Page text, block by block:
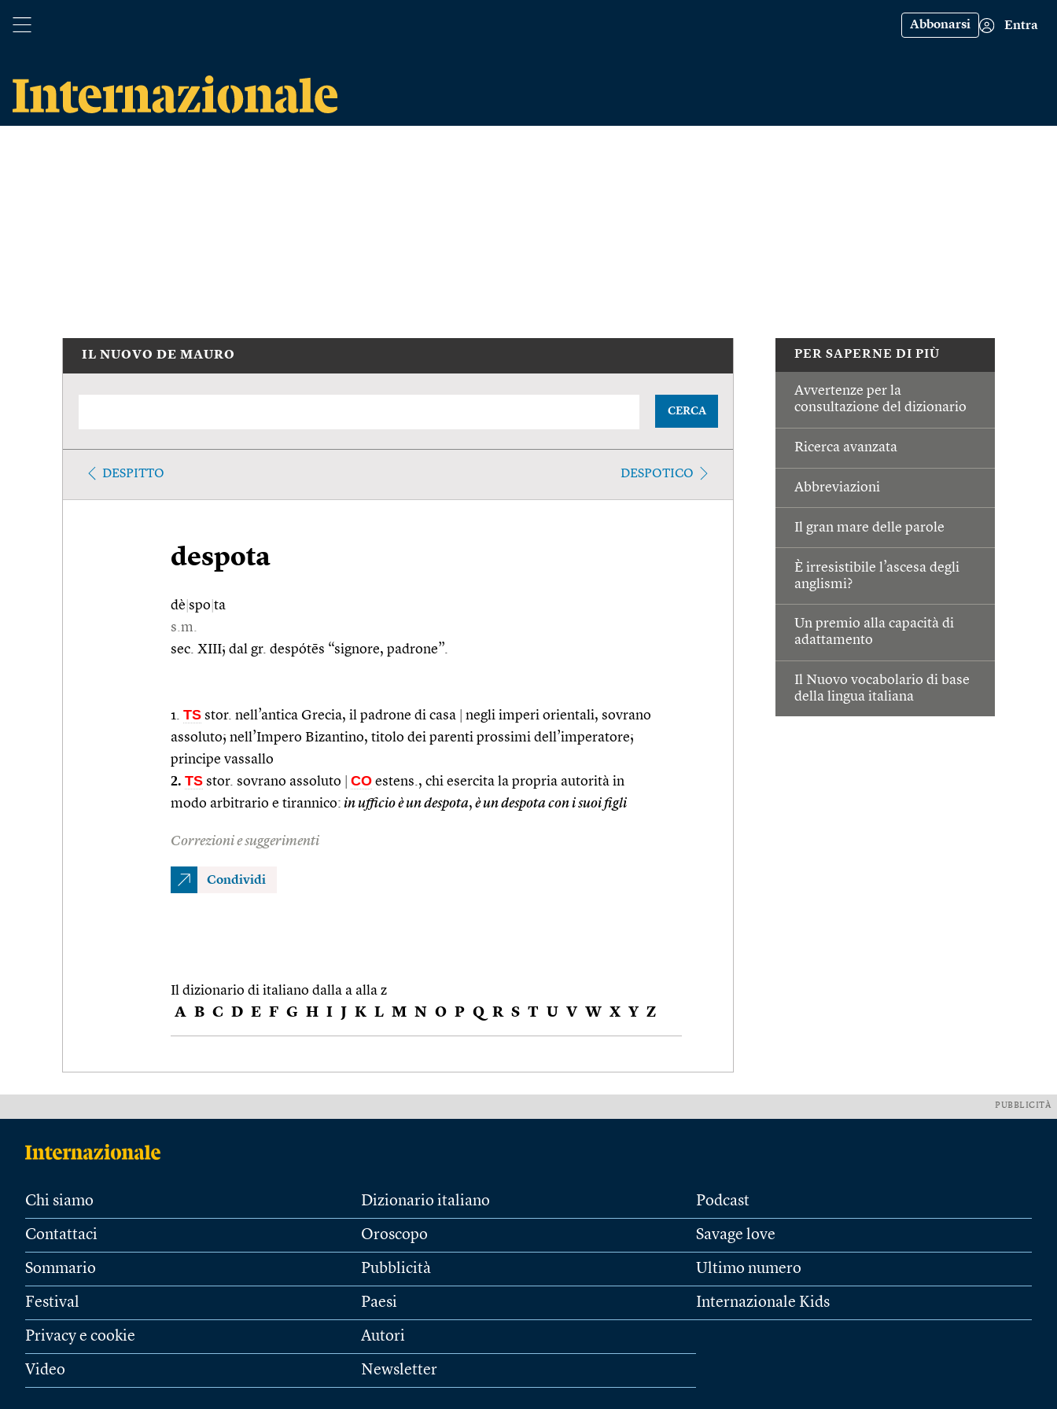
Abbonarsi Entra
PER SAPERNE DI PIÙ
Avvertenze per la
consultazione del dizionario
Ricerca avanzata
Abbreviazioni
Il gran mare delle parole
È irresistibile l’ascesa degli
anglismi?
Un premio alla capacità di
adattamento
Il Nuovo vocabolario di base
della lingua italiana
IL NUOVO DE MAURO
CERCA
DESPITTO DESPOTICO
despota
dè spo ta
s.m.
sec. XIII; dal gr. despótēs “signore, padrone”.
1. TS stor. nell’antica Grecia, il padrone di casa
negli imperi orientali, sovrano
assoluto; nell’Impero Bizantino, titolo dei parenti prossimi dell’imperatore;
principe vassallo
2. TS stor. sovrano assoluto CO estens., chi esercita la propria autorità in
modo arbitrario e tirannico: in ufficio è un despota, è un despota con i suoi figli
Correzioni e suggerimenti
Condividi
Il dizionario di italiano dalla a alla z
A B C D E F G H I J K L M N O P Q R S T U V W X Y Z
PUBBLICITÀ
Chi siamo
Contattaci
Sommario
Festival
Privacy e cookie
Video
Dizionario italiano
Oroscopo
Pubblicità
Paesi
Autori
Newsletter
Podcast
Savage love
Ultimo numero
Internazionale Kids